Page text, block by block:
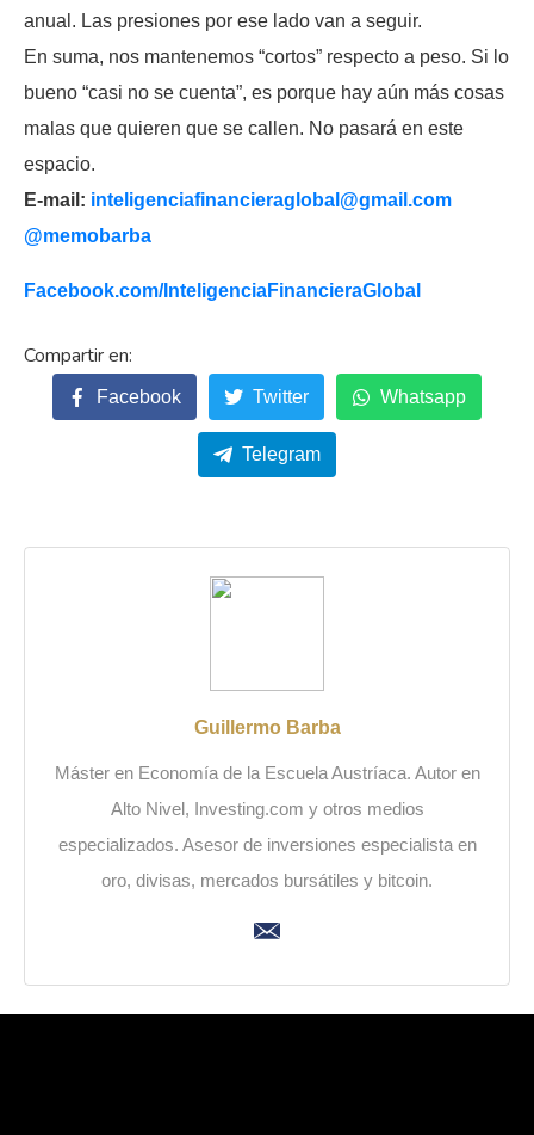
anual. Las presiones por ese lado van a seguir.
En suma, nos mantenemos “cortos” respecto a peso. Si lo
bueno “casi no se cuenta”, es porque hay aún más cosas
malas que quieren que se callen. No pasará en este
espacio.
E-mail: inteligenciafinancieraglobal@gmail.com
@memobarba
Facebook.com/InteligenciaFinancieraGlobal
Facebook Twitter Whatsapp
Telegram
Guillermo Barba
Máster en Economía de la Escuela Austríaca. Autor en
Alto Nivel, Investing.com y otros medios
especializados. Asesor de inversiones especialista en
oro, divisas, mercados bursátiles y bitcoin.